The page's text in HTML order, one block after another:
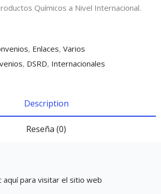
Químicos a Nivel Internacional.
, Enlaces, Varios
, DSRD, Internacionales
Description
Reseña (0)
aquí para visitar el sitio web